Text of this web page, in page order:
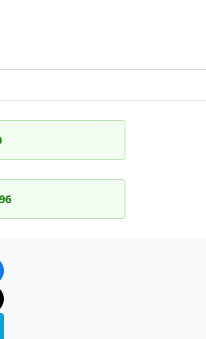
シェアする
ポストする